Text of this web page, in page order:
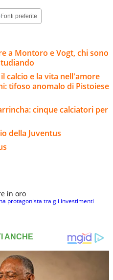
Fonti preferite
a Montoro e Vogt, chi sono
calcio e la vita nell'amore
tifoso anomalo di Pistoiese
cinque calciatori per
della Juventus
in oro
protagonista tra gli investimenti